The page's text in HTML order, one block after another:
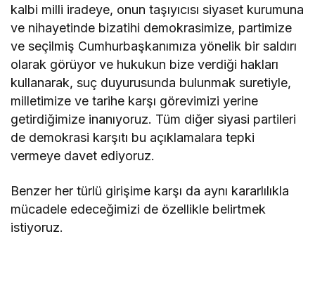
kalbi milli iradeye, onun taşıyıcısı siyaset kurumuna
ve nihayetinde bizatihi demokrasimize, partimize
ve seçilmiş Cumhurbaşkanımıza yönelik bir saldırı
olarak görüyor ve hukukun bize verdiği hakları
kullanarak, suç duyurusunda bulunmak suretiyle,
milletimize ve tarihe karşı görevimizi yerine
getirdiğimize inanıyoruz. Tüm diğer siyasi partileri
de demokrasi karşıtı bu açıklamalara tepki
vermeye davet ediyoruz.
Benzer her türlü girişime karşı da aynı kararlılıkla
mücadele edeceğimizi de özellikle belirtmek
istiyoruz.